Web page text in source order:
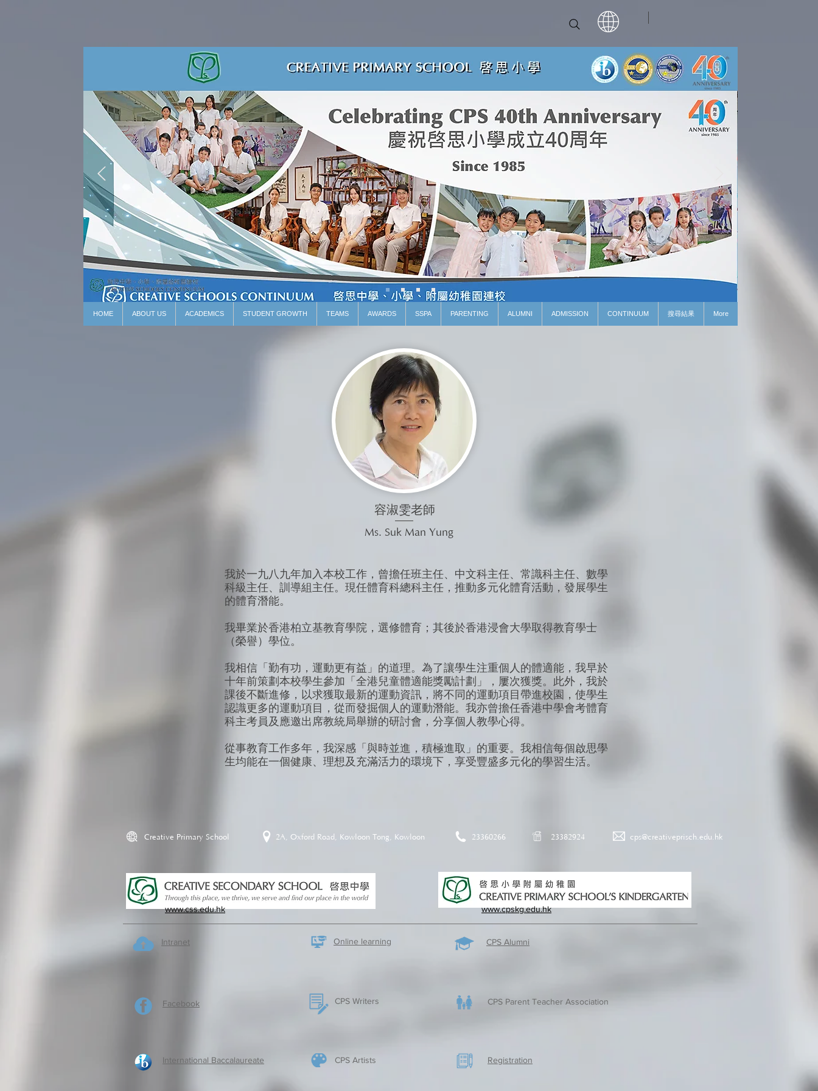
HOME ABOUT US ACADEMICS STUDENT GROWTH TEAMS AWARDS SSPA PARENTING ALUMNI ADMISSION CONTINUUM 搜尋結果 More
容淑雯老師
Ms. Suk Man Yung
我於一九八九年加入本校工作，曾擔任班主任、中文科主任、常識科主任、數學
科級主任、訓導組主任。現任體育科總科主任，推動多元化體育活動，發展學生
的體育潛能。
我畢業於香港柏立基教育學院，選修體育；其後於香港浸會大學取得教育學士
（榮譽）學位。
我相信「勤有功，運動更有益」的道理。為了讓學生注重個人的體適能，我早於
十年前策劃本校學生參加「全港兒童體適能獎勵計劃」，屢次獲獎。此外，我於
課後不斷進修，以求獲取最新的運動資訊，將不同的運動項目帶進校園，使學生
認識更多的運動項目，從而發掘個人的運動潛能。我亦曾擔任香港中學會考體育
科主考員及應邀出席教統局舉辦的研討會，分享個人教學心得。
從事教育工作多年，我深感「與時並進，積極進取」的重要。我相信每個啟思學
生均能在一個健康、理想及充滿活力的環境下，享受豐盛多元化的學習生活。
Creative Primary School 2A, Oxford Road, Kowloon Tong, Kowloon 23360266 23382924 cps@creativeprisch.edu.hk
www.css.edu.hk www.cpskg.edu.hk
Intranet
Facebook
International Baccalaureate
Online learning CPS Alumni
CPS Writers CPS Parent Teacher Association
CPS Artists ​Registration